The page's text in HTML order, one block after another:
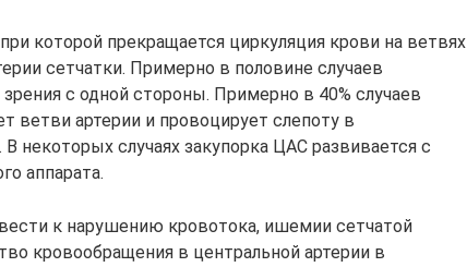
которой прекращается циркуляция крови на ветвях
сетчатки. Примерно в половине случаев
с одной стороны. Примерно в 40% случаев
ветви артерии и провоцирует слепоту в
некоторых случаях закупорка ЦАС развивается с
аппарата.
к нарушению кровотока, ишемии сетчатой
кровообращения в центральной артерии в